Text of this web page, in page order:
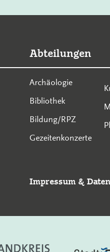
Abteilungen
Archäologie
Bibliothek
Bildung/RPZ
Gezeitenkonzerte
Impressum &